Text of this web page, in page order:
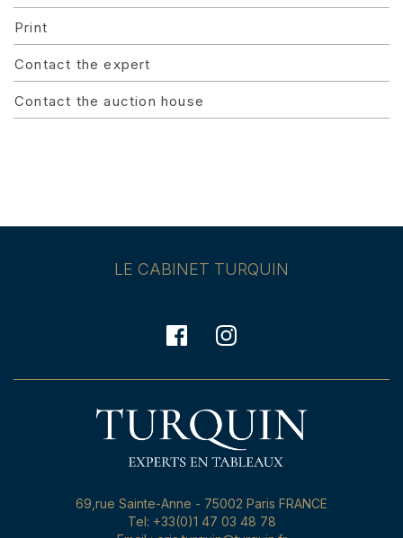
Print
Contact the expert
Contact the auction house
LE CABINET TURQUIN
69,rue Sainte-Anne - 75002 Paris FRANCE
Tel: +33(0)1 47 03 48 78